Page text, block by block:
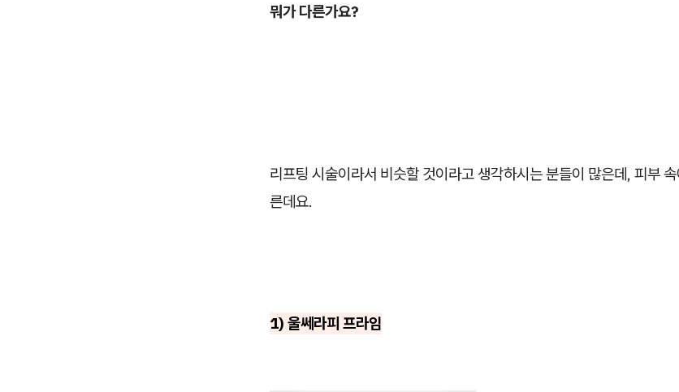
뭐가 다른가요?
리프팅 시술이라서 비슷할 것이라고 생각하시는 분들이 많은데, 피부
른데요.
1) 울쎄라피 프라임